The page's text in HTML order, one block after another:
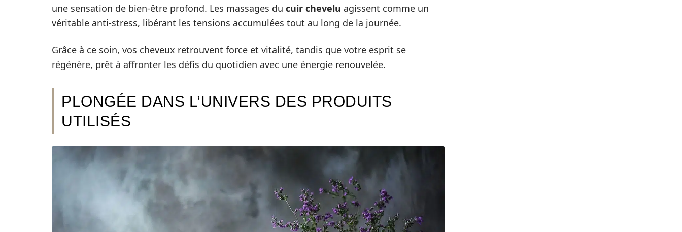
une sensation de bien-être profond. Les massages du cuir chevelu agissent comme un
véritable anti-stress, libérant les tensions accumulées tout au long de la journée.
Grâce à ce soin, vos cheveux retrouvent force et vitalité, tandis que votre esprit se
régénère, prêt à affronter les défis du quotidien avec une énergie renouvelée.
PLONGÉE DANS L’UNIVERS DES PRODUITS
UTILISÉS